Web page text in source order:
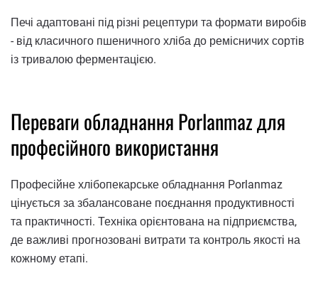
Печі адаптовані під різні рецептури та формати виробів
- від класичного пшеничного хліба до ремісничих сортів
із тривалою ферментацією.
Переваги обладнання Porlanmaz для
професійного використання
Професійне хлібопекарське обладнання Porlanmaz
цінується за збалансоване поєднання продуктивності
та практичності. Техніка орієнтована на підприємства,
де важливі прогнозовані витрати та контроль якості на
кожному етапі.